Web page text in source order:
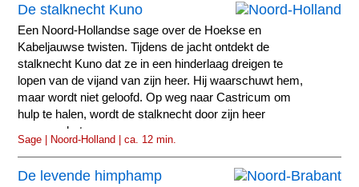
De stalknecht Kuno
Een Noord-Hollandse sage over de Hoekse en
Kabeljauwse twisten. Tijdens de jacht ontdekt de
stalknecht Kuno dat ze in een hinderlaag dreigen te
lopen van de vijand van zijn heer. Hij waarschuwt hem,
maar wordt niet geloofd. Op weg naar Castricum om
hulp te halen, wordt de stalknecht door zijn heer
neergeschoten.
Sage | Noord-Holland | ca. 12 min.
De levende himphamp